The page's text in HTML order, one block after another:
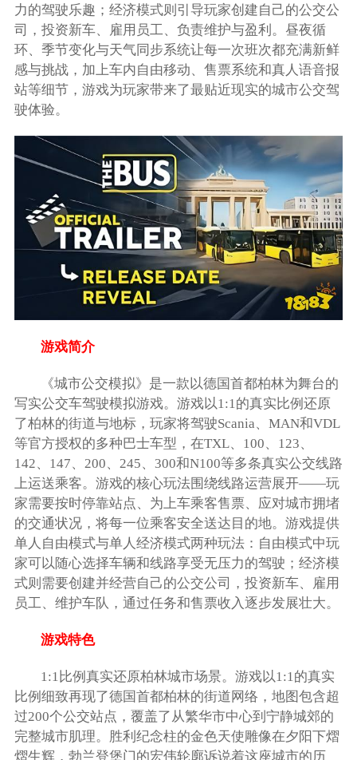
力的驾驶乐趣；经济模式则引导玩家创建自己的公交公
司，投资新车、雇用员工、负责维护与盈利。昼夜循
环、季节变化与天气同步系统让每一次班次都充满新鲜
感与挑战，加上车内自由移动、售票系统和真人语音报
站等细节，游戏为玩家带来了最贴近现实的城市公交驾
驶体验。
游戏简介
《城市公交模拟》是一款以德国首都柏林为舞台的
写实公交车驾驶模拟游戏。游戏以1:1的真实比例还原
了柏林的街道与地标，玩家将驾驶Scania、MAN和VDL
等官方授权的多种巴士车型，在TXL、100、123、
142、147、200、245、300和N100等多条真实公交线路
上运送乘客。游戏的核心玩法围绕线路运营展开——玩
家需要按时停靠站点、为上车乘客售票、应对城市拥堵
的交通状况，将每一位乘客安全送达目的地。游戏提供
单人自由模式与单人经济模式两种玩法：自由模式中玩
家可以随心选择车辆和线路享受无压力的驾驶；经济模
式则需要创建并经营自己的公交公司，投资新车、雇用
员工、维护车队，通过任务和售票收入逐步发展壮大。
游戏特色
1:1比例真实还原柏林城市场景。游戏以1:1的真实
比例细致再现了德国首都柏林的街道网络，地图包含超
过200个公交站点，覆盖了从繁华市中心到宁静城郊的
完整城市肌理。胜利纪念柱的金色天使雕像在夕阳下熠
熠生辉，勃兰登堡门的宏伟轮廓诉说着这座城市的历